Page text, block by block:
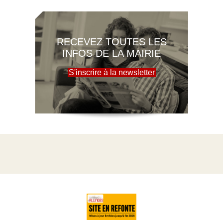
RECEVEZ TOUTES LES
INFOS DE LA MAIRIE
S'inscrire à la newsletter